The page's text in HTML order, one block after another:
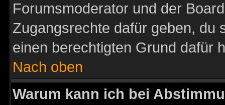
Forumsmoderator und der
Zugangsrechte dafür geben, du
einen berechtigten Grund dafür
Nach oben
Warum kann ich bei